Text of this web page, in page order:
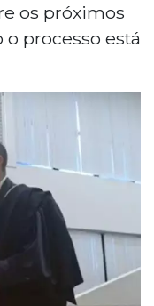
os próximos
o processo está